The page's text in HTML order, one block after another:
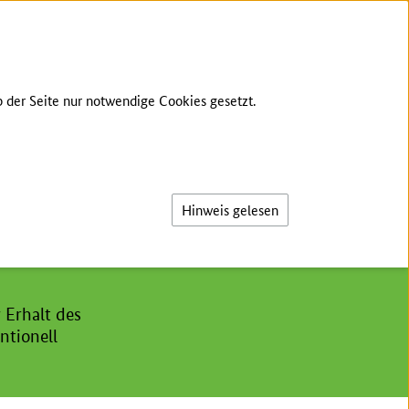
des
Seite nur notwendige Cookies gesetzt.
Hinweis gelesen